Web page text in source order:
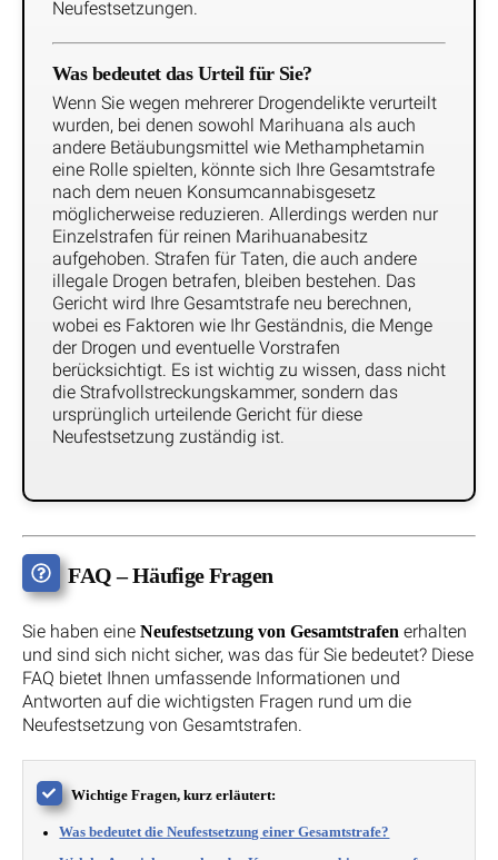
Neufestsetzungen.
Was bedeutet das Urteil für Sie?
Wenn Sie wegen mehrerer Drogendelikte verurteilt
wurden, bei denen sowohl Marihuana als auch
andere Betäubungsmittel wie Methamphetamin
eine Rolle spielten, könnte sich Ihre Gesamtstrafe
nach dem neuen Konsumcannabisgesetz
möglicherweise reduzieren. Allerdings werden nur
Einzelstrafen für reinen Marihuanabesitz
aufgehoben. Strafen für Taten, die auch andere
illegale Drogen betrafen, bleiben bestehen. Das
Gericht wird Ihre Gesamtstrafe neu berechnen,
wobei es Faktoren wie Ihr Geständnis, die Menge
der Drogen und eventuelle Vorstrafen
berücksichtigt. Es ist wichtig zu wissen, dass nicht
die Strafvollstreckungskammer, sondern das
ursprünglich urteilende Gericht für diese
Neufestsetzung zuständig ist.
FAQ – Häufige Fragen
Sie haben eine Neufestsetzung von Gesamtstrafen erhalten
und sind sich nicht sicher, was das für Sie bedeutet? Diese
FAQ bietet Ihnen umfassende Informationen und
Antworten auf die wichtigsten Fragen rund um die
Neufestsetzung von Gesamtstrafen.
Wichtige Fragen, kurz erläutert:
Was bedeutet die Neufestsetzung einer Gesamtstrafe?